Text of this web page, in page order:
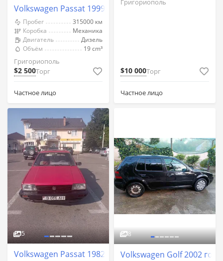
Volkswagen Passat 1999 год Григориополь
Пробег
315000 км
Коробка
Механика
Двигатель
Дизель
Объём
19 cm³
Григориополь
$2 500Торг
Частное лицо
Григориополь
$10 000Торг
Частное лицо
5
Volkswagen Passat 1982 год Григориополь
8
Volkswagen Golf 2002 год